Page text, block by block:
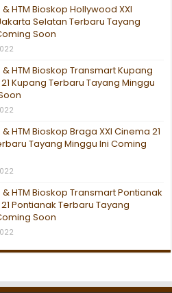
HTM Bioskop Hollywood XXI
Selatan Terbaru Tayang
Soon
HTM Bioskop Transmart Kupang
Kupang Terbaru Tayang Minggu
HTM Bioskop Braga XXI Cinema 21
Tayang Minggu Ini Coming
HTM Bioskop Transmart Pontianak
Pontianak Terbaru Tayang
Soon